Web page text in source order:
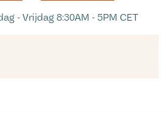
- Vrijdag 8:30AM - 5PM CET